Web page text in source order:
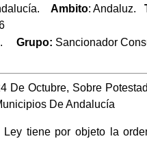
Ambito: Andaluz.
Grupo: Sancionador
De Octubre, Sobre
De Andalucía
Ley tiene por objeto la